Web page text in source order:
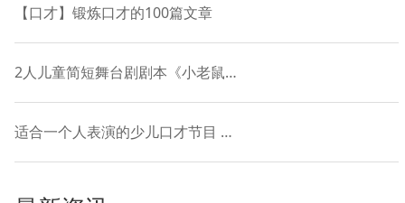
【口才】锻炼口才的100篇文章
2人儿童简短舞台剧剧本《小老鼠和落叶的故事》
适合一个人表演的少儿口才节目 贯口《十道黑》